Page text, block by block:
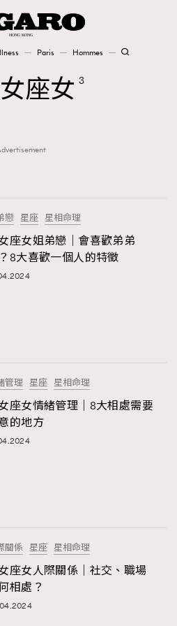
Paris Hommes
TRENDING
DressLikeAParisienne
1
103
547
281
17
揭曉 Figaro Exhibition
第二站！
座女 3
戀 星座 星相命理
座女姐弟戀｜會喜歡弟弟
8大喜歡一個人的特徵
管理 星座 星相命理
座女情緒管理｜8大相處需要
的地方
關係 星座 星相命理
座女人際關係｜社交、職場
相處？